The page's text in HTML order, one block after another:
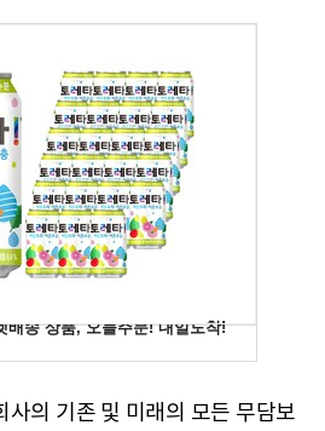
사의 기존 및 미래의 모든 무담보